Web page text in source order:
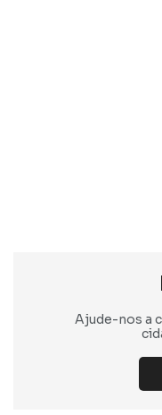
Ajude-nos a